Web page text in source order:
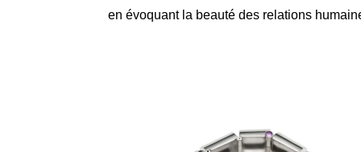
en évoquant la beauté des relations